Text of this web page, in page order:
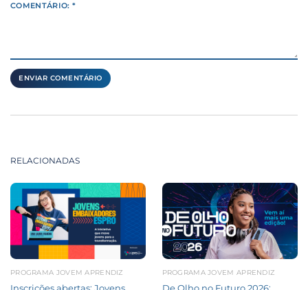
COMENTÁRIO: *
RELACIONADAS
PROGRAMA JOVEM APRENDIZ PROGRAMA JOVEM APRENDIZ